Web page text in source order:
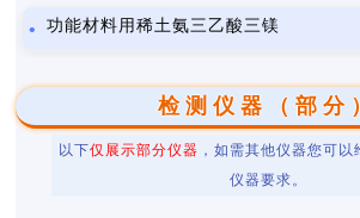
功能材料用稀土氨三乙酸三镁
检测仪器（部分
以下仅展示部分仪器 ，如需其他仪器您可
仪器要求。